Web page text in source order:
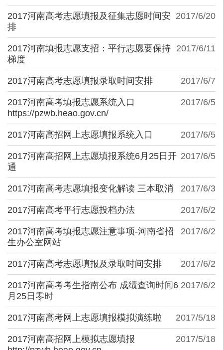
2017/6/20
2017河南高考志愿填报及征集志愿时间安
排
2017/6/11
2017河南填报志愿支招：平行志愿要保持
梯度
2017/6/7
2017河南高考志愿填报录取时间安排
2017/6/5
2017河南高考填报志愿系统入口
https://pzwb.heao.gov.cn/
2017/6/5
2017河南高招网上志愿填报系统入口
2017/6/5
2017河南高招网上志愿填报系统6月25日开
通
2017/6/3
2017河南高考志愿填报变化解读 三本取消
2017/6/2
2017河南高考平行志愿投档办法
2017/6/2
2017河南高考填报志愿注意事项-河南省招
生办公室网站
2017/6/2
2017河南高考志愿填报及录取时间安排
2017/6/2
2017河南高考考生指南公布 成绩查询时间6
月25日零时
2017/5/18
2017河南高考网上志愿填报模拟演练啦
2017/5/18
2017河南高招网上模拟志愿填报